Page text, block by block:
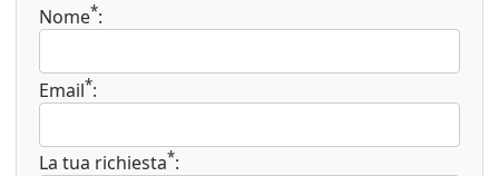
Nome*:
Email*:
La tua richiesta*: